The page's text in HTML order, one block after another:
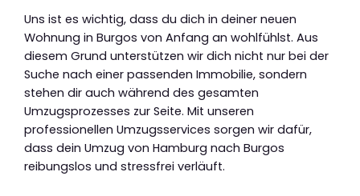
Uns ist es wichtig, dass du dich in deiner neuen
Wohnung in Burgos von Anfang an wohlfühlst. Aus
diesem Grund unterstützen wir dich nicht nur bei der
Suche nach einer passenden Immobilie, sondern
stehen dir auch während des gesamten
Umzugsprozesses zur Seite. Mit unseren
professionellen Umzugsservices sorgen wir dafür,
dass dein Umzug von Hamburg nach Burgos
reibungslos und stressfrei verläuft.